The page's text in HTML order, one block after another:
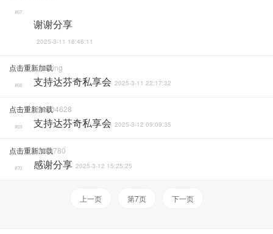
#67
谢谢分享
2025-3-11 18:46:11
点击重新加载
Antirking
#68 支持达芬奇私享会 2025-3-11 22:17:32
点击重新加载592104628
#69 支持达芬奇私享会 2025-3-12 09:09:35
点击重新加载
HH39780
#70 感谢分享 2025-3-12 15:25:25
上一页 第7页 下一页